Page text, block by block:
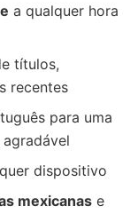
a qualquer hora
títulos,
recentes
para uma
dispositivo
mexicanas e